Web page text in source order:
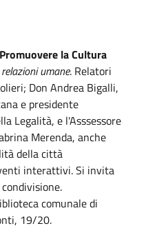
Promuovere la Cultura
umane. Relatori
Don Andrea Bigalli,
e presidente
Legalità, e l'Asssessore
Merenda, anche
della città
interattivi. Si invita
comunale di
19/20.